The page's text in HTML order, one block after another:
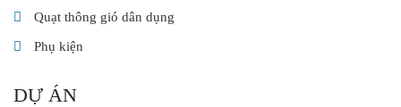
Quạt thông gió dân dụng
Phụ kiện
DỰ ÁN